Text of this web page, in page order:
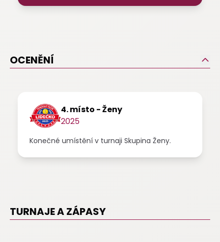
OCENĚNÍ
4. místo - Ženy
2025
Konečné umístění v turnaji Skupina Ženy.
TURNAJE A ZÁPASY